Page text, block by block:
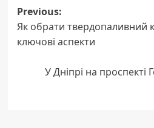
Post
navigation
Previous:
Як обрати твердопаливний
ключові аспекти
У Дніпрі на проспекті